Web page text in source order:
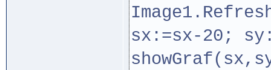
sx:=sx-20;